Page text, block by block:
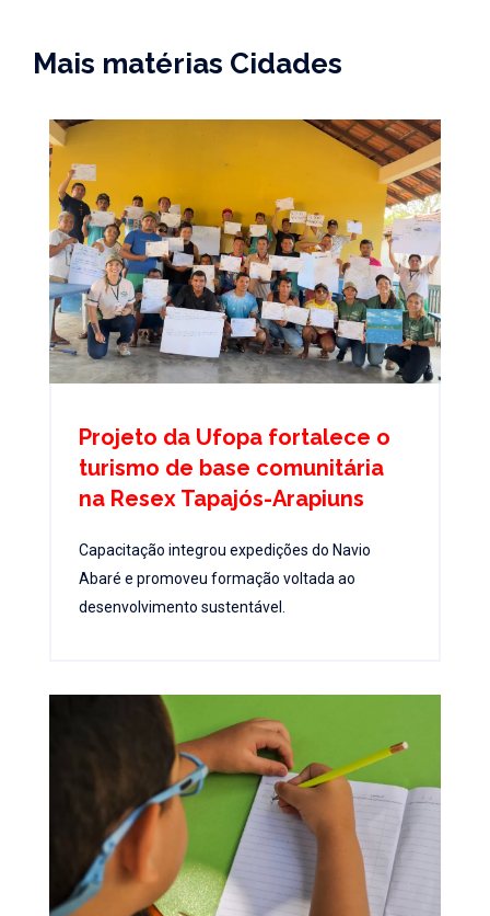
Mais matérias Cidades
Projeto da Ufopa fortalece o
turismo de base comunitária
na Resex Tapajós-Arapiuns
Capacitação integrou expedições do Navio
Abaré e promoveu formação voltada ao
desenvolvimento sustentável.